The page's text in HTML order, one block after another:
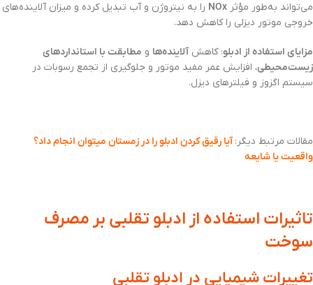
می‌تواند به‌طور مؤثر NOx را به نیتروژن و آب تبدیل کرده و میزان آلاینده‌های
خروجی موتور دیزلی را کاهش دهد.
مزایای استفاده از ادبلو: کاهشآلاینده‌ها و مطابقت با استانداردهای
زیست‌محیطی، افزایش عمر مفید موتور و جلوگیری از تجمع رسوبات در
سیستم اگزوز و فیلترهای دیزل.
مقالات مرتبط دیگر:آیا رقیق کردن ادبلو را در زمستان میتوان انجام داد؟
واقعیت یا شایعه
تاثیرات استفاده از ادبلو تقلبی بر مصرف
سوخت
تغییرات شیمیایی در ادبلو تقلبی